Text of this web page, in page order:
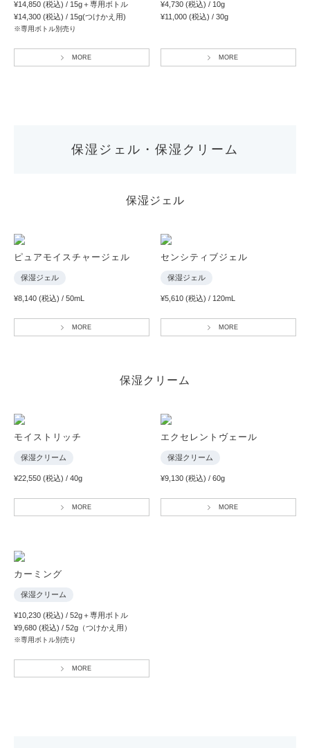
¥14,850 (税込) / 15g＋専用ボトル
¥14,300 (税込) / 15g(つけかえ用)
※専用ボトル別売り
MORE
¥4,730 (税込) / 10g
¥11,000 (税込) / 30g
MORE
保湿ジェル・保湿クリーム
保湿ジェル
ピュアモイスチャージェル
保湿ジェル
¥8,140 (税込) / 50mL
MORE
センシティブジェル
保湿ジェル
¥5,610 (税込) / 120mL
MORE
保湿クリーム
モイストリッチ
保湿クリーム
¥22,550 (税込) / 40g
MORE
エクセレントヴェール
保湿クリーム
¥9,130 (税込) / 60g
MORE
カーミング
保湿クリーム
¥10,230 (税込) / 52g＋専用ボトル
¥9,680 (税込) / 52g（つけかえ用）
※専用ボトル別売り
MORE